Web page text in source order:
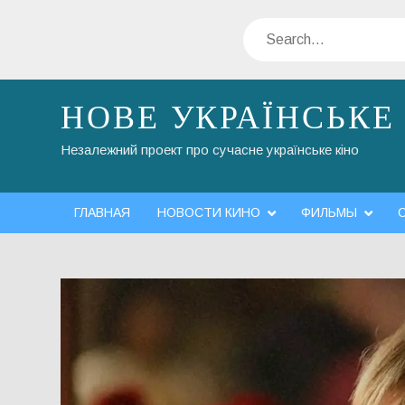
Search
НОВЕ УКРАЇНСЬКЕ
Незалежний проект про сучасне українське кіно
ГЛАВНАЯ НОВОСТИ КИНО ФИЛЬМЫ